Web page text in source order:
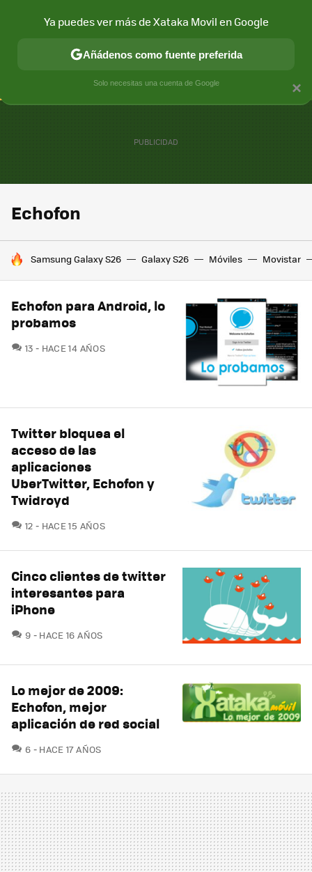
CONECTIVIDAD MÓVIL Y SOCIEDAD APLICACIONES
Echofon
HOY SE HABLA DE
Samsung Galaxy S26 Galaxy S26 Móviles Movistar
Echofon para Android, lo
probamos
13 COMENTARIOS
HACE 14 AÑOS
Twitter bloquea el
acceso de las
aplicaciones
UberTwitter, Echofon y
Twidroyd
12 COMENTARIOS
HACE 15 AÑOS
Cinco clientes de twitter
interesantes para
iPhone
9 COMENTARIOS
HACE 16 AÑOS
Lo mejor de 2009:
Echofon, mejor
aplicación de red social
6 COMENTARIOS
HACE 17 AÑOS
×
Ya puedes ver más de Xataka Movil en Google
Añádenos como fuente preferida
Solo necesitas una cuenta de Google